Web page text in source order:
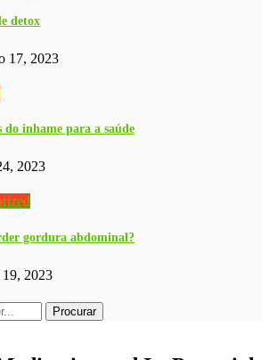
detox
17, 2023
do inhame para a saúde
2023
gordura abdominal?
19, 2023